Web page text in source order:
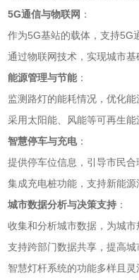
5G通信与物联网 ：
作为5G基站的载体，支持5G
通过物联网技术，实现城市基
能源管理与节能：
监测路灯的能耗情况，优化能
采用太阳能、风能等可再生能
智慧停车与充电：
提供停车位信息，引导市民合
集成充电桩功能，支持新能源
城市数据分析与决策支持 ：
收集和分析城市数据，为城市
支持跨部门数据共享，提高城
智慧灯杆系统的功能多样且